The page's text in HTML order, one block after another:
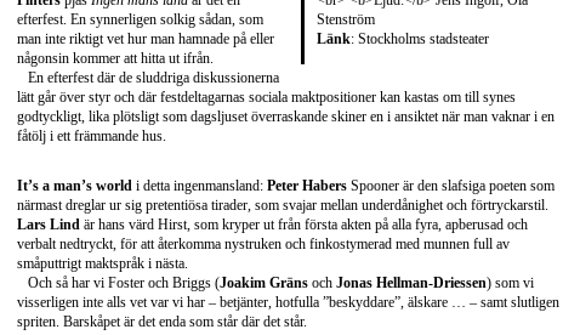
Stenström
Länk: Stockholms stadsteater
efterfest. En synnerligen solkig sådan, som
man inte riktigt vet hur man hamnade på eller
någonsin kommer att hitta ut ifrån.
En efterfest där de sluddriga diskussionerna
lätt går över styr och där festdeltagarnas sociala maktpositioner kan kastas om till synes
godtyckligt, lika plötsligt som dagsljuset överraskande skiner en i ansiktet när man vaknar i en
fåtölj i ett främmande hus.
It’s a man’s world i detta ingenmansland: Peter Habers Spooner är den slafsiga poeten som
närmast dreglar ur sig pretentiösa tirader, som svajar mellan underdånighet och förtryckarstil.
Lars Lind är hans värd Hirst, som kryper ut från första akten på alla fyra, apberusad och
verbalt nedtryckt, för att återkomma nystruken och finkostymerad med munnen full av
småputtrigt maktspråk i nästa.
Och så har vi Foster och Briggs (Joakim Gräns och Jonas Hellman-Driessen) som vi
visserligen inte alls vet var vi har – betjänter, hotfulla ”beskyddare”, älskare … – samt slutligen
spriten. Barskåpet är det enda som står där det står.